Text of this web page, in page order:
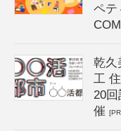
ペテ
乾久
工
20
催